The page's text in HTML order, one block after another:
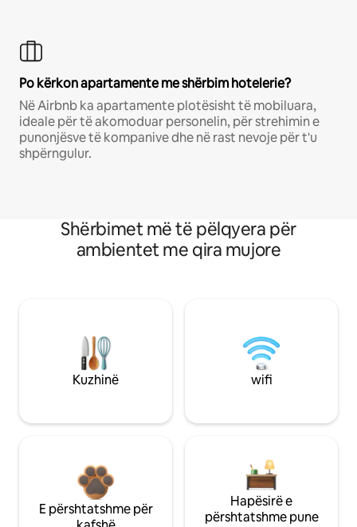
Po kërkon apartamente me shërbim hotelerie?
Në Airbnb ka apartamente plotësisht të mobiluara,
ideale për të akomoduar personelin, për strehimin e
punonjësve të kompanive dhe në rast nevoje për t'u
shpërngulur.
Shërbimet më të pëlqyera për
ambientet me qira mujore
Kuzhinë wifi
E përshtatshme për
Hapësirë e
përshtatshme pune